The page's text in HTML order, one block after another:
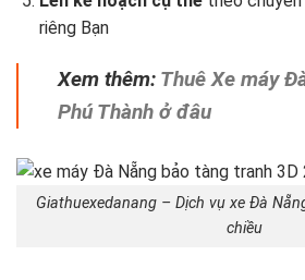
riêng Bạn
Xem thêm: Thuê Xe máy
Phú Thành ở đâu
Giathuexedanang – Dịch vụ xe Đà
chiều